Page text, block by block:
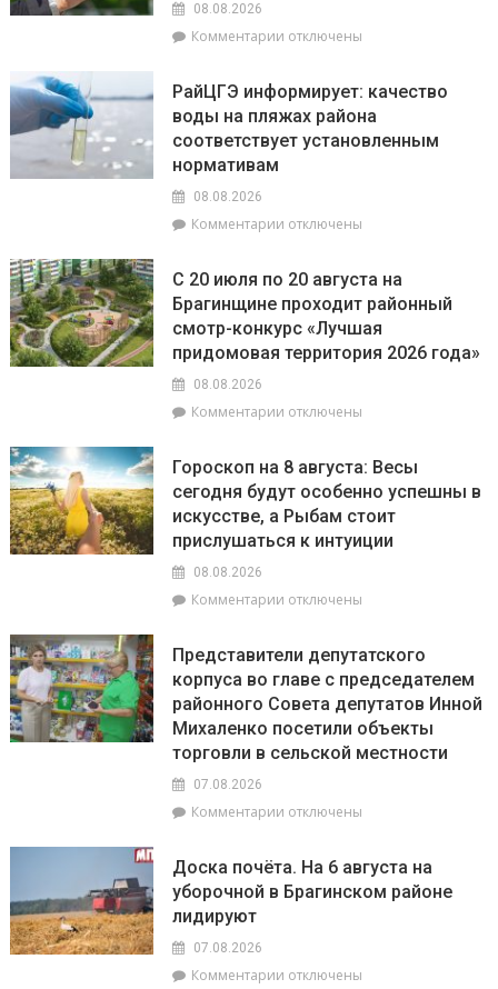
а
на
пике
энергии
08.08.2026
Комментарии к
Брагинском
РОВД
рассказали,
за
БПЛА
отключены
РайЦГЭ информирует: качество
воды на пляжах района
соответствует установленным
нормативам
08.08.2026
Комментарии к
информирует:
качество
воды
на
соответствует
отключены
С 20 июля по 20 августа на
Брагинщине проходит районный
смотр-конкурс «Лучшая
придомовая территория 2026 года»
08.08.2026
Комментарии к
20
июля
по
20
Брагинщине
смотр-
конкурс
«Лучшая
придомовая
территория
отключены
Гороскоп на 8 августа: Весы
сегодня будут особенно успешны в
искусстве, а Рыбам стоит
прислушаться к интуиции
08.08.2026
Комментарии к
на
8
августа:
Весы
сегодня
успешны
а
Рыбам
интуиции
отключены
Представители депутатского
корпуса во главе с председателем
районного Совета депутатов Инной
Михаленко посетили объекты
торговли в сельской местности
07.08.2026
Комментарии к
депутатского
корпуса
председателем
отключены
Доска почёта. На 6 августа на
уборочной в Брагинском районе
лидируют
07.08.2026
Комментарии котключены